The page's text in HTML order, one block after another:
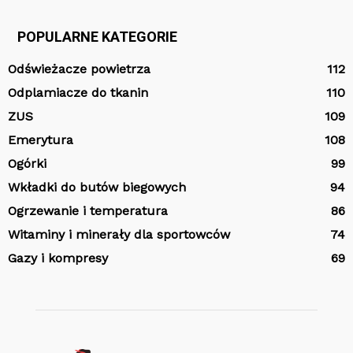
POPULARNE KATEGORIE
Odświeżacze powietrza
112
Odplamiacze do tkanin
110
ZUS
109
Emerytura
108
Ogórki
99
Wkładki do butów biegowych
94
Ogrzewanie i temperatura
86
Witaminy i minerały dla sportowców
74
Gazy i kompresy
69